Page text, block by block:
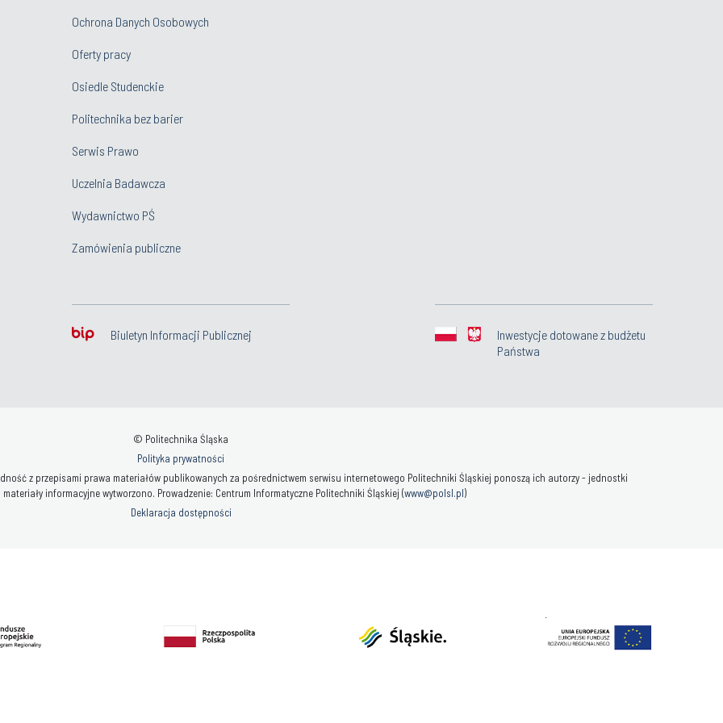
Ochrona Danych Osobowych
Oferty pracy
Osiedle Studenckie
Politechnika bez barier
Serwis Prawo
Uczelnia Badawcza
Wydawnictwo PŚ
Zamówienia publiczne
Biuletyn Informacji Publicznej
Inwestycje dotowane z budżetu
Państwa
© Politechnika Śląska
Polityka prywatności
z przepisami prawa materiałów publikowanych za pośrednictwem serwisu internetowego Politechniki Śląskiej ponoszą ich autorzy - jednostki
informacyjne wytworzono. Prowadzenie: Centrum Informatyczne Politechniki Śląskiej (www@polsl.pl)
Deklaracja dostępności